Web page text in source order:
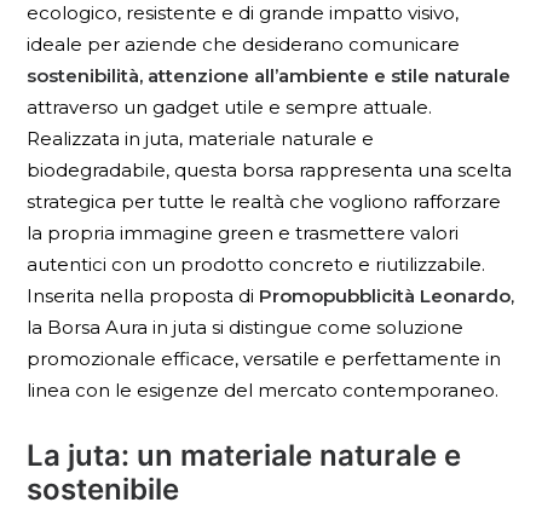
ecologico, resistente e di grande impatto visivo,
ideale per aziende che desiderano comunicare
sostenibilità, attenzione all’ambiente e stile naturale
attraverso un gadget utile e sempre attuale.
Realizzata in juta, materiale naturale e
biodegradabile, questa borsa rappresenta una scelta
strategica per tutte le realtà che vogliono rafforzare
la propria immagine green e trasmettere valori
autentici con un prodotto concreto e riutilizzabile.
Inserita nella proposta di Promopubblicità Leonardo,
la Borsa Aura in juta si distingue come soluzione
promozionale efficace, versatile e perfettamente in
linea con le esigenze del mercato contemporaneo.
La juta: un materiale naturale e
sostenibile